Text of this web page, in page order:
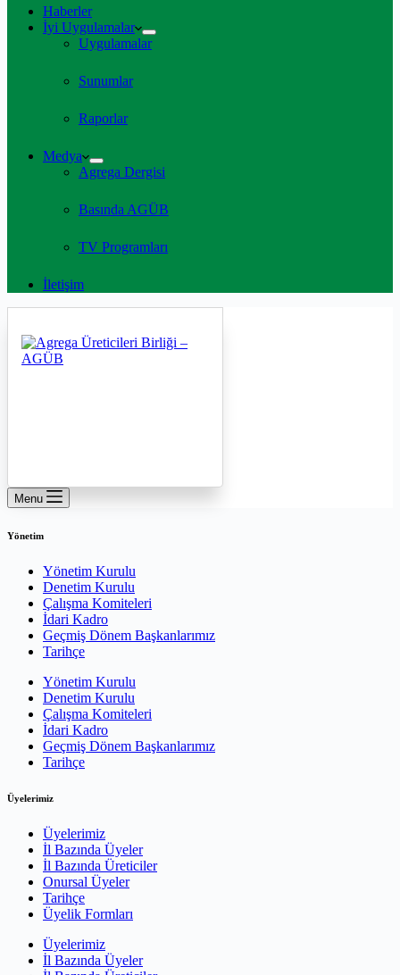
Haberler
İyi Uygulamalar
Uygulamalar
Sunumlar
Raporlar
Medya
Agrega Dergisi
Basında AGÜB
TV Programları
İletişim
Menu
Yönetim
Yönetim Kurulu
Denetim Kurulu
Çalışma Komiteleri
İdari Kadro
Geçmiş Dönem Başkanlarımız
Tarihçe
Yönetim Kurulu
Denetim Kurulu
Çalışma Komiteleri
İdari Kadro
Geçmiş Dönem Başkanlarımız
Tarihçe
Üyelerimiz
Üyelerimiz
İl Bazında Üyeler
İl Bazında Üreticiler
Onursal Üyeler
Tarihçe
Üyelik Formları
Üyelerimiz
İl Bazında Üyeler